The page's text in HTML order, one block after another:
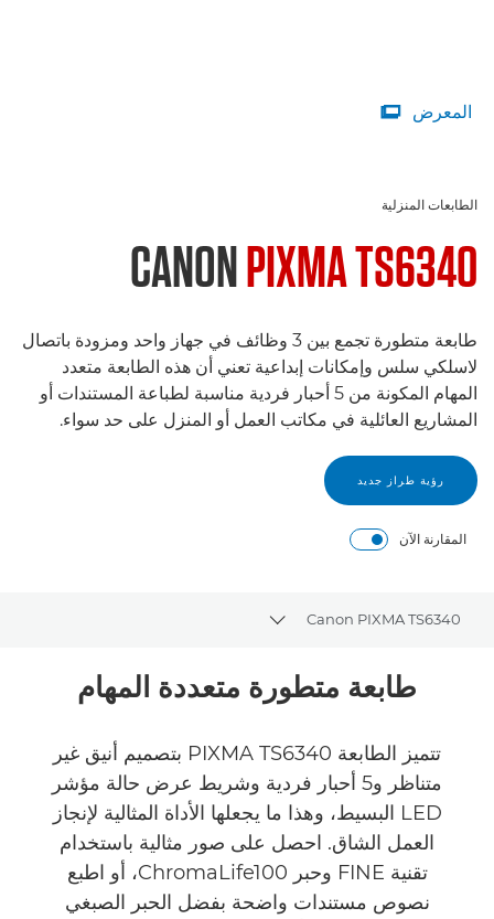
المعرض 
الطابعات المنزلية
CANONPIXMA TS6340
طابعة متطورة تجمع بين 3 وظائف في جهاز واحد ومزودة باتصال
لاسلكي سلس وإمكانات إبداعية تعني أن هذه الطابعة متعدد
المهام المكونة من 5 أحبار فردية مناسبة لطباعة المستندات أو
المشاريع العائلية في مكاتب العمل أو المنزل على حد سواء.
رؤية طراز جديد
المقارنة الآن
Canon PIXMA TS6340
Toggle breadcrumbs
نظرة عامة
الآراء
طابعة متطورة متعددة المهام
تتميز الطابعة PIXMA TS6340 بتصميم أنيق غير
متناظر و5 أحبار فردية وشريط عرض حالة مؤشر
LED البسيط، وهذا ما يجعلها الأداة المثالية لإنجاز
العمل الشاق. احصل على صور مثالية باستخدام
تقنية FINE وحبر ChromaLife100، أو اطبع
نصوص مستندات واضحة بفضل الحبر الصبغي